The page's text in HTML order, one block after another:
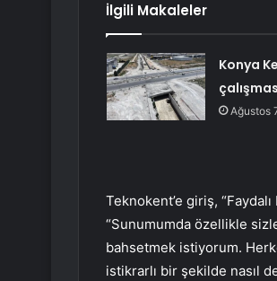
İlgili Makaleler
Konya
Ağustos
Teknokent’e giriş,
“Sunumumda özellikle
bahsetmek istiyorum.
istikrarlı bir şekilde nasıl